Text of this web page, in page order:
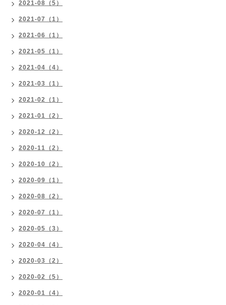
2021-08（5）
2021-07（1）
2021-06（1）
2021-05（1）
2021-04（4）
2021-03（1）
2021-02（1）
2021-01（2）
2020-12（2）
2020-11（2）
2020-10（2）
2020-09（1）
2020-08（2）
2020-07（1）
2020-05（3）
2020-04（4）
2020-03（2）
2020-02（5）
2020-01（4）